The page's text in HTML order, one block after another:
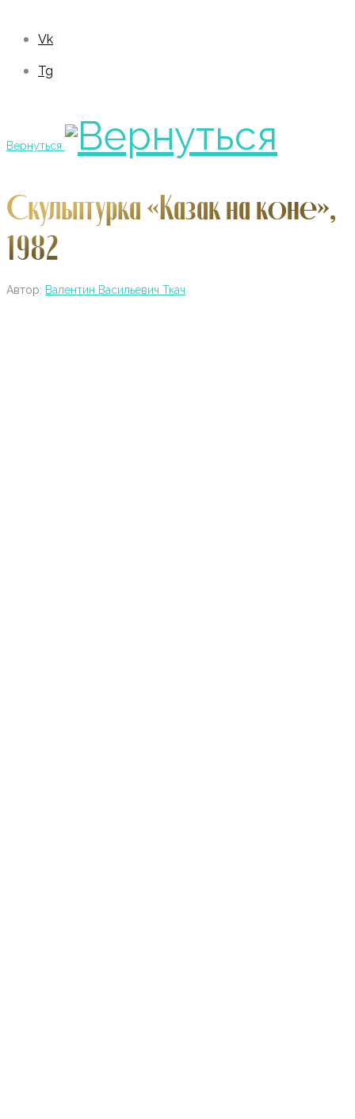
Vk
Tg
Вернуться
Скульптурка «Казак на коне»,
1982
Автор: Валентин Васильевич Ткач